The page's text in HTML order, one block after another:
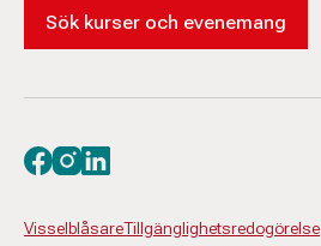
Sök kurser och evenemang
VisselblåsareTillgänglighetsredogörelse
Besök oss på facebook
Besök oss på instagram
Besök oss på linkedin